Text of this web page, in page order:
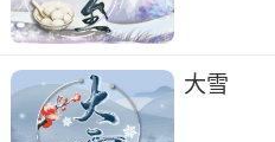
大雪